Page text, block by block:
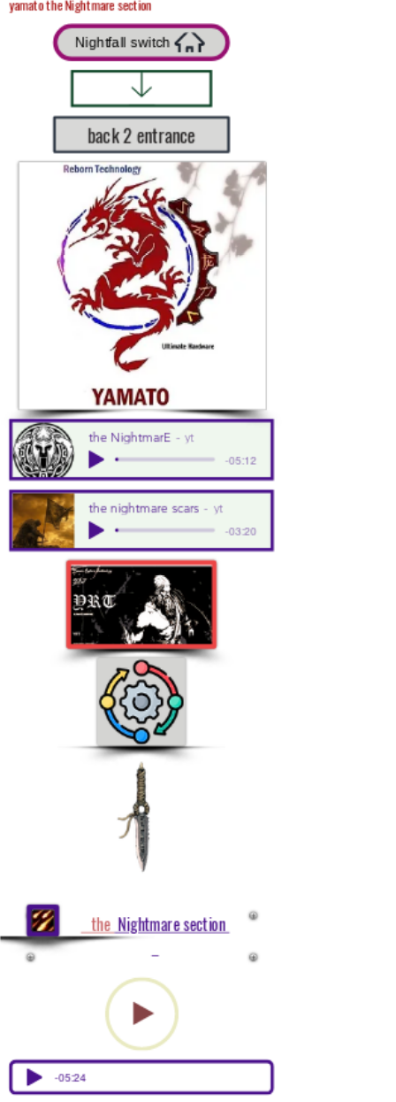
yamato the Nightmare section
Nightfall switch
back 2 entrance
the NightmarE yt
-05:12
the nightmare scars yt
-03:20
the Nightmare section
-05:24